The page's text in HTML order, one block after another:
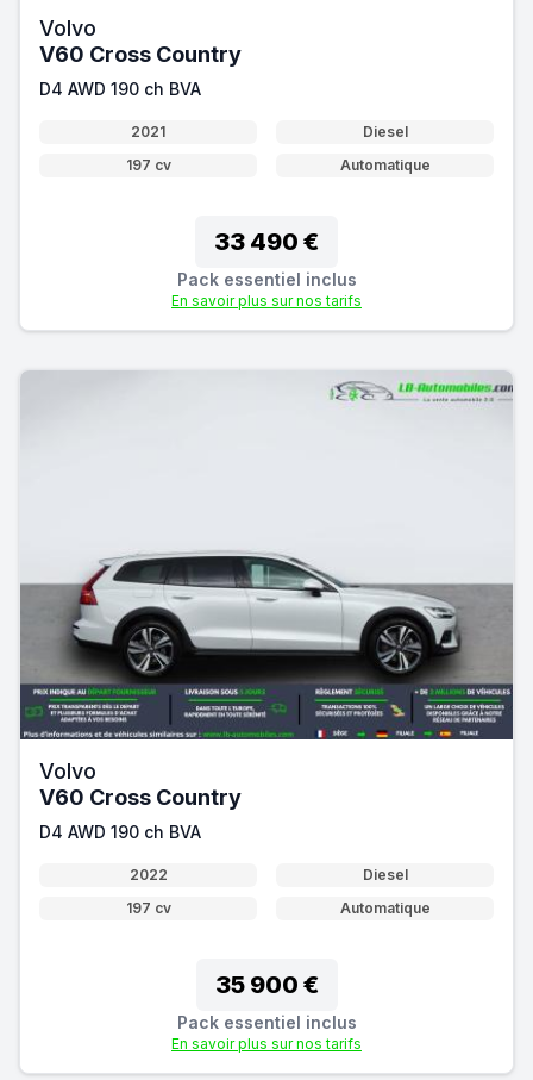
Volvo
V60 Cross Country
D4 AWD 190 ch BVA
2021
Diesel
197 cv
Automatique
33 490 €
Pack essentiel inclus
En savoir plus sur nos tarifs
Volvo
V60 Cross Country
D4 AWD 190 ch BVA
2022
Diesel
197 cv
Automatique
35 900 €
Pack essentiel inclus
En savoir plus sur nos tarifs